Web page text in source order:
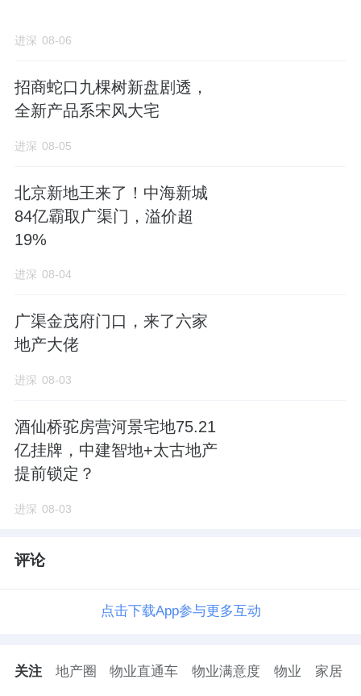
进深 08-06
招商蛇口九棵树新盘剧透，
全新产品系宋风大宅
进深 08-05
北京新地王来了！中海新城
84亿霸取广渠门，溢价超
19%
进深 08-04
广渠金茂府门口，来了六家
地产大佬
进深 08-03
酒仙桥驼房营河景宅地75.21
亿挂牌，中建智地+太古地产
提前锁定？
进深 08-03
评论
点击下载App参与更多互动
关注 地产圈 物业直通车 物业满意度 物业 家居